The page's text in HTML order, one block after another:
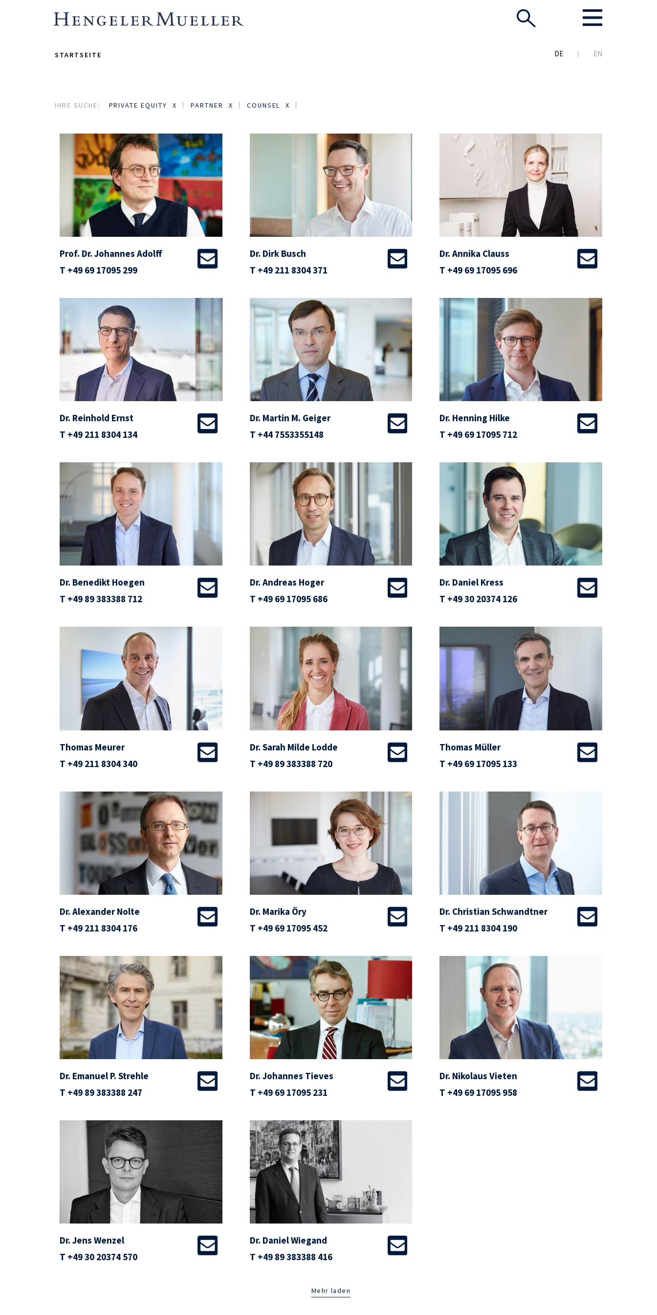
STARTSEITE DE EN
IHRE SUCHE: PRIVATE EQUITY PARTNER COUNSEL
Prof. Dr. Johannes Adolff
T +49 69 17095 299
Dr. Dirk Busch
T +49 211 8304 371
Dr. Annika Clauss
T +49 69 17095 696
Dr. Reinhold Ernst
T +49 211 8304 134
Dr. Martin M. Geiger
T +44 7553355148
Dr. Henning Hilke
T +49 69 17095 712
Dr. Benedikt Hoegen
T +49 89 383388 712
Dr. Andreas Hoger
T +49 69 17095 686
Dr. Daniel Kress
T +49 30 20374 126
Thomas Meurer
T +49 211 8304 340
Dr. Sarah Milde Lodde
T +49 89 383388 720
Thomas Müller
T +49 69 17095 133
Dr. Alexander Nolte
T +49 211 8304 176
Dr. Marika Öry
T +49 69 17095 452
Dr. Christian Schwandtner
T +49 211 8304 190
Dr. Emanuel P. Strehle
T +49 89 383388 247
Dr. Johannes Tieves
T +49 69 17095 231
Dr. Nikolaus Vieten
T +49 69 17095 958
Dr. Jens Wenzel
T +49 30 20374 570
Dr. Daniel Wiegand
T +49 89 383388 416